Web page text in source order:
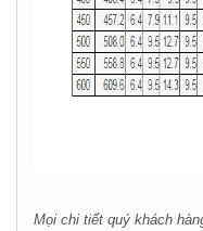
Mọi chi tiết quý khách